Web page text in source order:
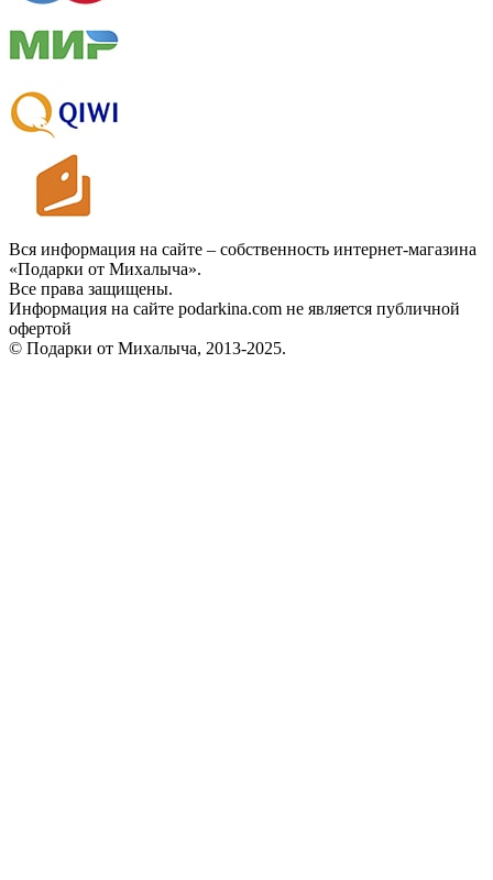
Вся информация на сайте – собственность интернет-магазина
«Подарки от Михалыча».
Все права защищены.
Информация на сайте podarkina.com не является публичной
офертой
© Подарки от Михалыча, 2013-2025.